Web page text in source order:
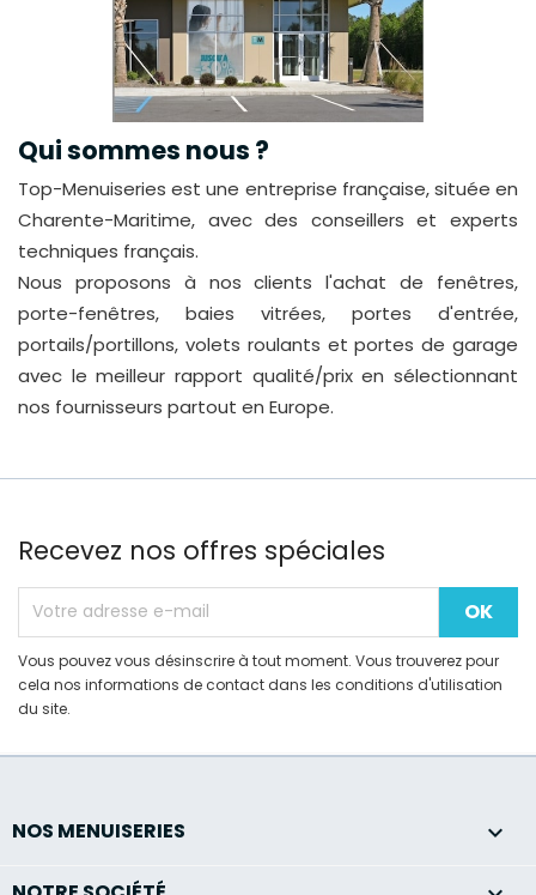
Qui sommes nous ?
Top-Menuiseries est une entreprise française, située en
Charente-Maritime, avec des conseillers et experts
techniques français.
Nous proposons à nos clients l'achat de fenêtres,
porte-fenêtres, baies vitrées, portes d'entrée,
portails/portillons, volets roulants et portes de garage
avec le meilleur rapport qualité/prix en sélectionnant
nos fournisseurs partout en Europe.
Recevez nos offres spéciales
Vous pouvez vous désinscrire à tout moment. Vous trouverez pour
cela nos informations de contact dans les conditions d'utilisation
du site.
NOS MENUISERIES 